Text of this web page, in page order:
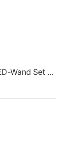
LEDVenture 2.6 XR 6,50m x 4,00m LED-Wand Set 04 – Stehend [13:8]